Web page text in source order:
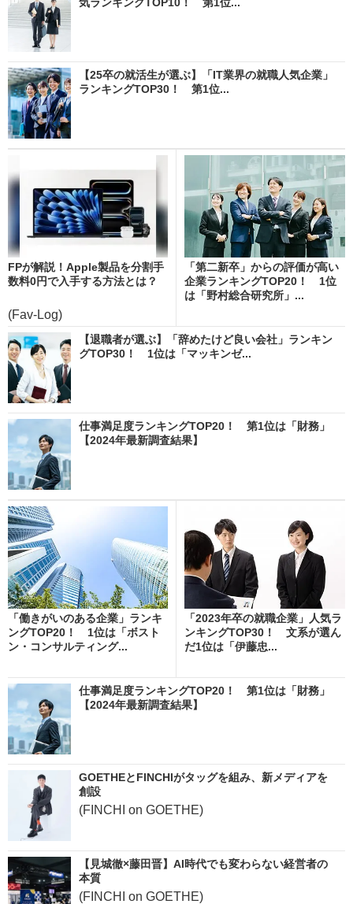
【25卒の就活生が選ぶ】「IT業界の就職人気企業」
ランキングTOP30！ 第1位...
FPが解説！Apple製品を分割手
数料0円で入手する方法とは？
(Fav-Log)
「第二新卒」からの評価が高い
企業ランキングTOP20！ 1位
は「野村総合研究所」...
【退職者が選ぶ】「辞めたけど良い会社」ランキン
グTOP30！ 1位は「マッキンゼ...
仕事満足度ランキングTOP20！ 第1位は「財務」
【2024年最新調査結果】
「働きがいのある企業」ランキ
ングTOP20！ 1位は「ボスト
ン・コンサルティング...
「2023年卒の就職企業」人気ラ
ンキングTOP30！ 文系が選ん
だ1位は「伊藤忠...
仕事満足度ランキングTOP20！ 第1位は「財務」
【2024年最新調査結果】
GOETHEとFINCHIがタッグを組み、新メディアを
創設
(FINCHI on GOETHE)
【見城徹×藤田晋】AI時代でも変わらない経営者の
本質
(FINCHI on GOETHE)